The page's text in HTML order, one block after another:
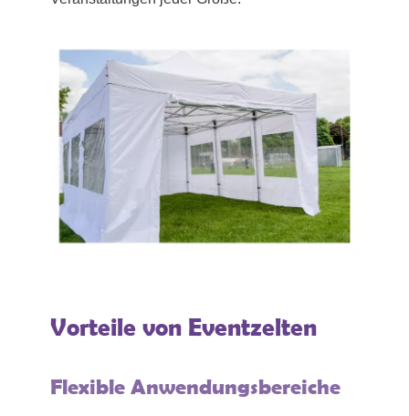
Vorteile von Eventzelten
Flexible Anwendungsbereiche